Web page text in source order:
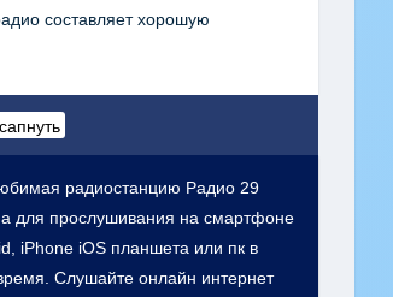
составляет хорошую
радиостанцию Радио 29
для прослушивания на смартфоне
iPhone iOS планшета или пк в
Слушайте онлайн интернет